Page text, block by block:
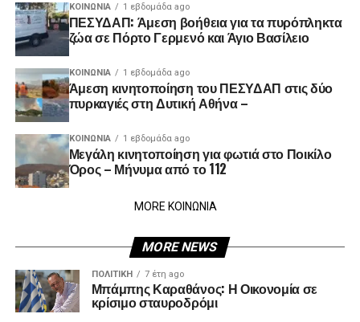
ΚΟΙΝΩΝΊΑ 1 εβδομάδα ago
ΠΕΣΥΔΑΠ: Άμεση βοήθεια για τα πυρόπληκτα
ζώα σε Πόρτο Γερμενό και Άγιο Βασίλειο
ΚΟΙΝΩΝΊΑ 1 εβδομάδα ago
Άμεση κινητοποίηση του ΠΕΣΥΔΑΠ στις δύο
πυρκαγιές στη Δυτική Αθήνα –
ΚΟΙΝΩΝΊΑ 1 εβδομάδα ago
Μεγάλη κινητοποίηση για φωτιά στο Ποικίλο
Όρος – Μήνυμα από το 112
MORE ΚΟΙΝΩΝΙΑ
MORE NEWS
ΠΟΛΙΤΙΚΉ 7 έτη ago
Μπάμπης Καραθάνος: Η Οικονομία σε
κρίσιμο σταυροδρόμι